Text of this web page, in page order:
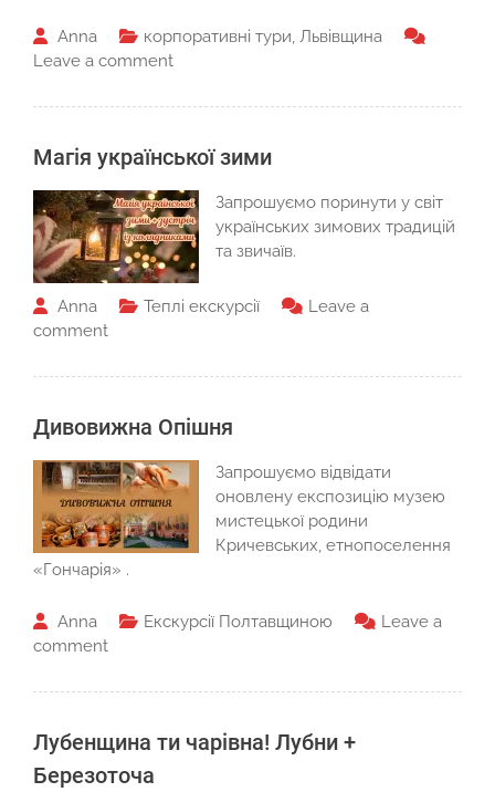
Anna корпоративні тури, Львівщина
Leave a comment
Магія української зими
Запрошуємо поринути у світ
українських зимових традицій
та звичаїв.
Anna Теплі екскурсії
Leave a
comment
Дивовижна Опішня
Запрошуємо відвідати
оновлену експозицію музею
мистецької родини
Кричевських, етнопоселення
«Гончарія» .
Anna Екскурсії Полтавщиною
Leave a
comment
Лубенщина ти чарівна! Лубни +
Березоточа